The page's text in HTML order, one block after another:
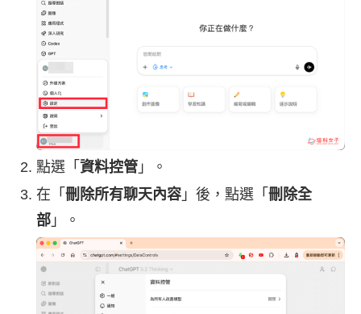
點選「 資料控管 」。
在「 刪除所有聊天內容 」後，點選「 刪除全
部 」。